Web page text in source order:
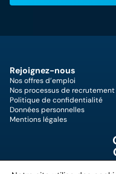
Rejoignez-nous
Nos offres d’emploi
Nos processus de recrutement
Politique de confidentialité
Données personnelles
Mentions légales